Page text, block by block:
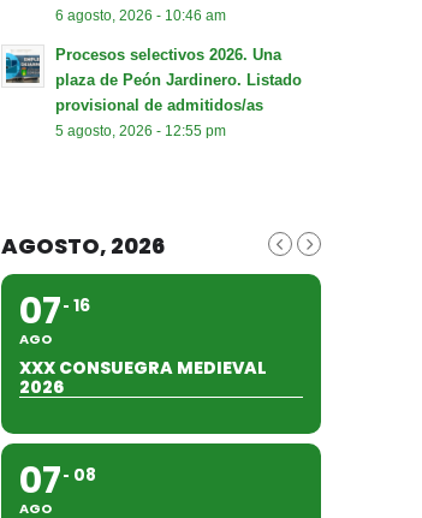
6 agosto, 2026 - 10:46 am
Procesos selectivos 2026. Una
plaza de Peón Jardinero. Listado
provisional de admitidos/as
5 agosto, 2026 - 12:55 pm
AGOSTO, 2026
07
AGO
16
XXX CONSUEGRA MEDIEVAL
2026
07
AGO
08